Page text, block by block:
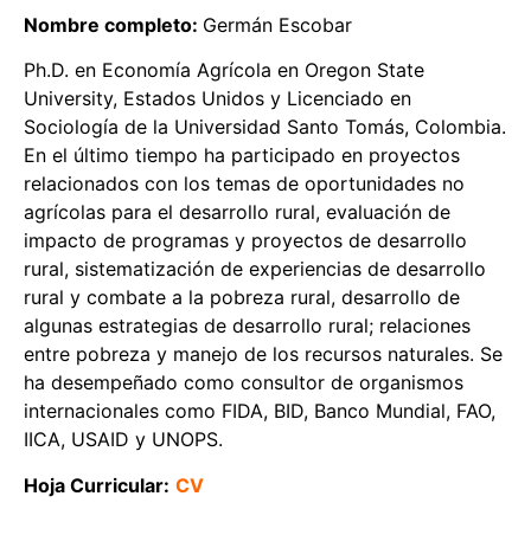
Nombre completo: Germán Escobar
Ph.D. en Economía Agrícola en Oregon State
University, Estados Unidos y Licenciado en
Sociología de la Universidad Santo Tomás, Colombia.
En el último tiempo ha participado en proyectos
relacionados con los temas de oportunidades no
agrícolas para el desarrollo rural, evaluación de
impacto de programas y proyectos de desarrollo
rural, sistematización de experiencias de desarrollo
rural y combate a la pobreza rural, desarrollo de
algunas estrategias de desarrollo rural; relaciones
entre pobreza y manejo de los recursos naturales. Se
ha desempeñado como consultor de organismos
internacionales como FIDA, BID, Banco Mundial, FAO,
IICA, USAID y UNOPS.
Hoja Curricular: CV